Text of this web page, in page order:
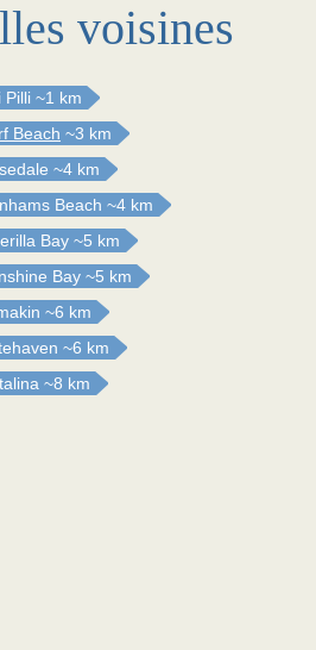
voisines
Pilli ~1 km
Beach ~3 km
~4 km
Beach ~4 km
Bay ~5 km
Bay ~5 km
~6 km
~6 km
~8 km